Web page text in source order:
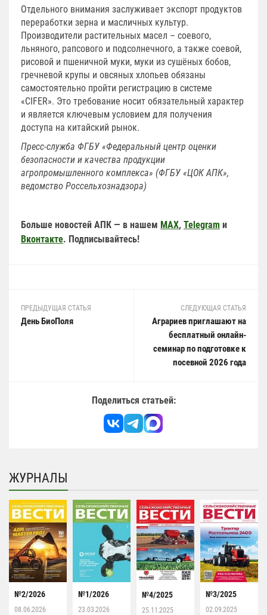
Отдельного внимания заслуживает экспорт продуктов
переработки зерна и масличных культур.
Производители растительных масел – соевого,
льняного, рапсового и подсолнечного, а также соевой,
рисовой и пшеничной муки, муки из сушёных бобов,
гречневой крупы и овсяных хлопьев обязаны
самостоятельно пройти регистрацию в системе
«CIFER». Это требование носит обязательный характер
и является ключевым условием для получения
доступа на китайский рынок.
Пресс-служба ФГБУ «Федеральный центр оценки
безопасности и качества продукции
агропромышленного комплекса» (ФГБУ «ЦОК АПК»,
ведомство Россельхознадзора)
Больше новостей АПК — в нашем MAX, Telegram и
Вконтакте. Подписывайтесь!
ПРЕДЫДУЩАЯ СТАТЬЯ
День БиоПоля
СЛЕДУЮЩАЯ СТАТЬЯ
Аграриев приглашают на
бесплатный онлайн-
семинар по подготовке к
посевной 2026 года
Поделиться статьей:
ЖУРНАЛЫ
№2/2026
08.06.2026
№1/2026
23.03.2026
№4/2025
25.11.2025
№3/2025
02.09.2025